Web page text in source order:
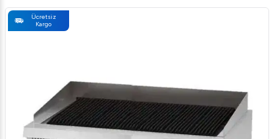
Ücretsiz
Kargo